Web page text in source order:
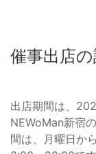
催事出店
出店期間は、
NEWoMan新宿
間は、月曜日か